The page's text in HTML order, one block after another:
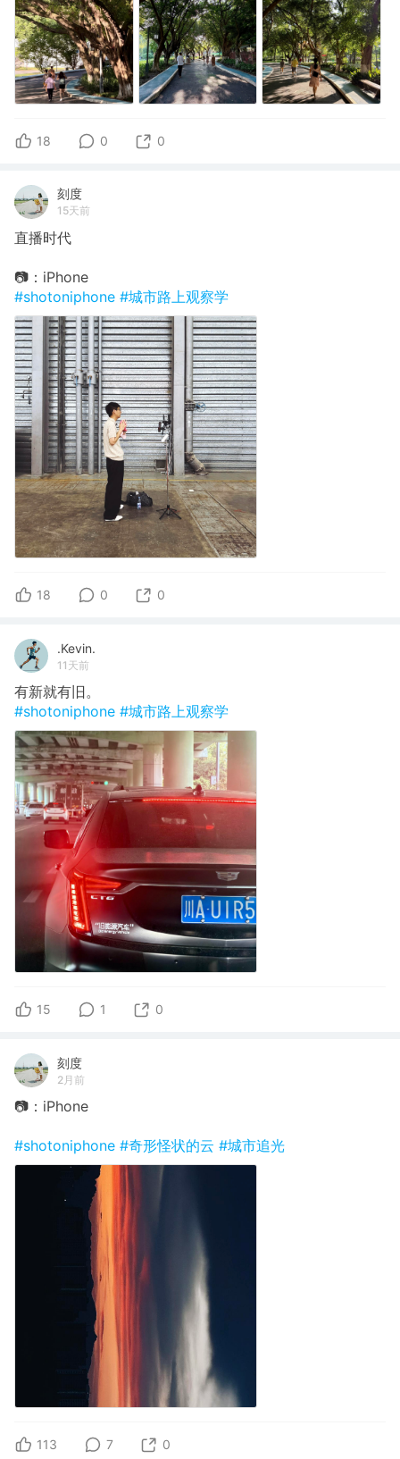
18 0 0
刻度
15天前
直播时代
📷：iPhone
#shotoniphone #城市路上观察学
18 0 0
.Kevin.
11天前
有新就有旧。
#shotoniphone #城市路上观察学
15 1 0
刻度
2月前
📷：iPhone
#shotoniphone #奇形怪状的云 #城市追光
113 7 0